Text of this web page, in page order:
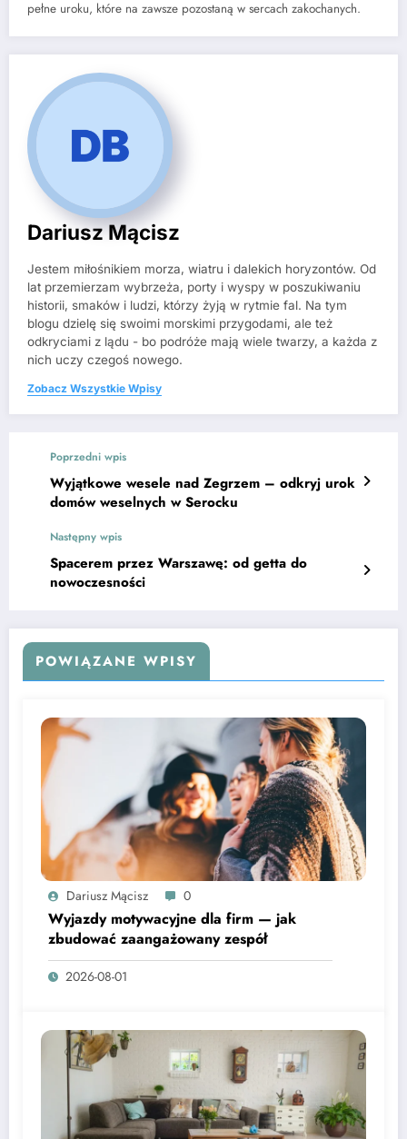
pełne uroku, które na zawsze pozostaną w sercach zakochanych.
Dariusz Mącisz
Jestem miłośnikiem morza, wiatru i dalekich horyzontów. Od
lat przemierzam wybrzeża, porty i wyspy w poszukiwaniu
historii, smaków i ludzi, którzy żyją w rytmie fal. Na tym
blogu dzielę się swoimi morskimi przygodami, ale też
odkryciami z lądu - bo podróże mają wiele twarzy, a każda z
nich uczy czegoś nowego.
Zobacz Wszystkie Wpisy
Poprzedni wpis
Wyjątkowe wesele nad Zegrzem – odkryj urok
domów weselnych w Serocku
Następny wpis
Spacerem przez Warszawę: od getta do
nowoczesności
POWIĄZANE WPISY
Dariusz Mącisz 0
Wyjazdy motywacyjne dla firm — jak
zbudować zaangażowany zespół
2026-08-01